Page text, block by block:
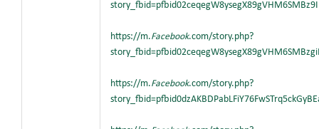
https://m.Facebook.com/story.php?
https://m.Facebook.com/story.php?